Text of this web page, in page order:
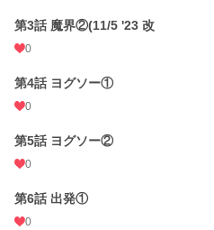
メラーダは正気を失ってしまう。
気がついたら、ラプソディアにある家に
れていた……。
小説
ファンタジー 53,295 位 / 53,295 件
お気に入り
第3話 魔界②(11/5 '23 改
0
第4話 ヨグソー①
0
第5話 ヨグソー②
0
第6話 出発①
0